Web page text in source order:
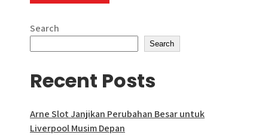
Search
Search
Recent Posts
Arne Slot Janjikan Perubahan Besar untuk
Liverpool Musim Depan